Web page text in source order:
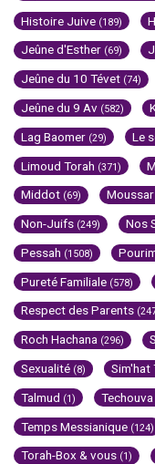
Histoire Juive (189)
Jeûne d'Esther (69)
Jeûne du 10 Tévet (74)
Jeûne du 9 Av (582)
Lag Baomer (29) Le
Limoud Torah (371)
Middot (69) Moussar
Non-Juifs (249) Nos
Pessah (1508)
Pureté Familiale (578)
Respect des Parents
Roch Hachana (296)
Sexualité (8) Sim'hat
Talmud (1) Techouva
Temps Messianique (124)
Torah-Box & vous (1)